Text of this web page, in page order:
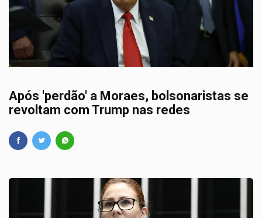
Após 'perdão' a Moraes, bolsonaristas se
revoltam com Trump nas redes